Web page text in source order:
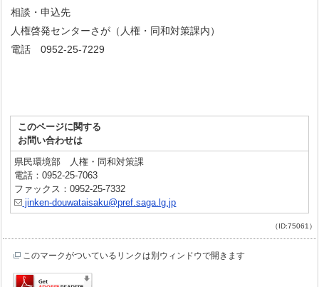
相談・申込先
人権啓発センターさが（人権・同和対策課内）
電話 0952-25-7229
このページに関する
お問い合わせは
県民環境部 人権・同和対策課
電話：0952-25-7063
ファックス：0952-25-7332
jinken-douwataisaku@pref.saga.lg.jp
（ID:75061）
このマークがついているリンクは別ウィンドウで開きます